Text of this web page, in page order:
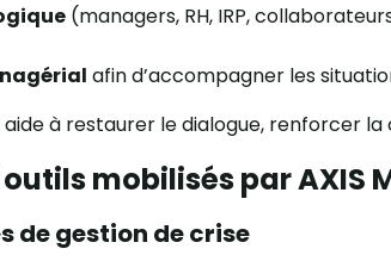
(managers, RH, IRP,
afin d’accompagner les
à restaurer le dialogue, renforcer
mobilisés par AXIS
de gestion de crise